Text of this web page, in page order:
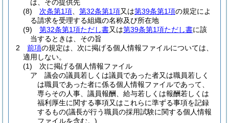
は、その提供先
(8)
次条第1項 第32条第1項又は第39条第1項の規定によ
る請求を受理する組織の名称及び所在地
(9)
第32条第1項ただし書又は第39条第1項ただし書に該
当するときは、その旨
2
前項の規定は、次に掲げる個人情報ファイルについては、
適用しない。
(1)
次に掲げる個人情報ファイル
ア
議会の議員若しくは議員であった者又は職員若しく
は職員であった者に係る個人情報ファイルであって、
専らその人事、議員報酬、給与若しくは報酬若しくは
福利厚生に関する事項又はこれらに準ずる事項を記録
するもの(議長が行う職員の採用試験に関する個人情報
ファイルを含む。)